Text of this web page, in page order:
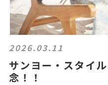
2026.03.11
サンヨー・スタイ
念！！